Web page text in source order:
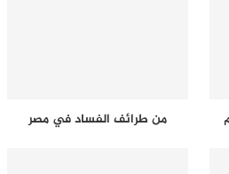
من طرائف الفساد في مصر